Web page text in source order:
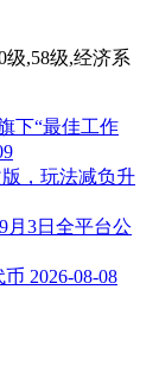
,58级,经济系
下“最佳工作
版，玩法减负升
月3日全平台公
币 2026-08-08